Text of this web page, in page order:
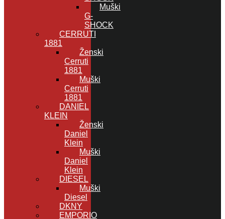
Muški
G-
SHOCK
CERRUTI
1881
Ženski
Cerruti
1881
Muški
Cerruti
1881
DANIEL
KLEIN
Ženski
Daniel
Klein
Muški
Daniel
Klein
DIESEL
Muški
Diesel
DKNY
EMPORIO